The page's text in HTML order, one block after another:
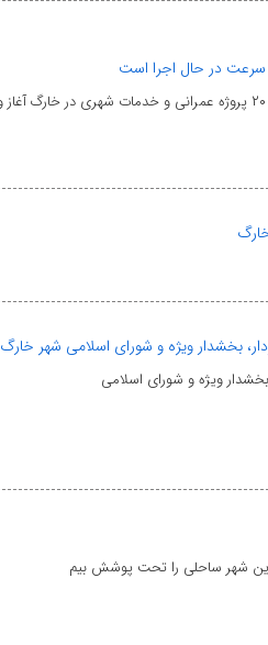
سرعت در حال اجرا است
بخشدار ویژه و شورای اسلامی شهر خارگ
ویژه و شورای اسلامی
این شهر ساحلی را تحت پوشش بیم